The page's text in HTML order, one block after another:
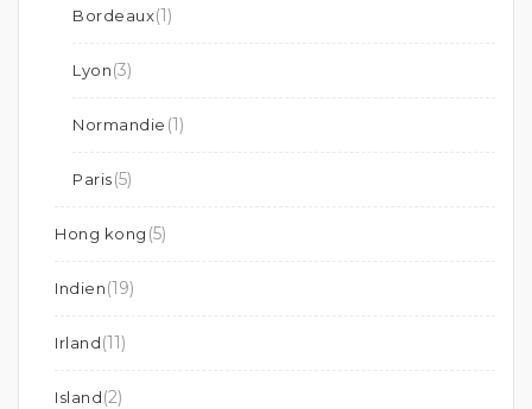
Bordeaux(1)
Lyon(3)
Normandie (1)
Paris(5)
Hong kong (5)
Indien(19)
Irland(11)
Island(2)